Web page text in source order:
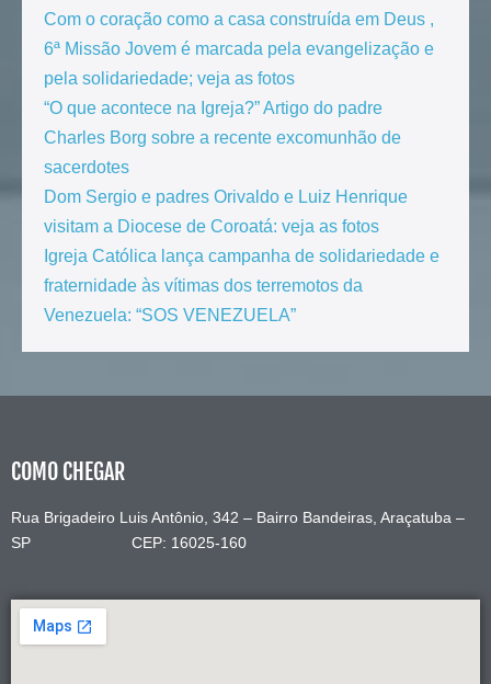
Com o coração como a casa construída em Deus ,
6ª Missão Jovem é marcada pela evangelização e
pela solidariedade; veja as fotos
“O que acontece na Igreja?” Artigo do padre
Charles Borg sobre a recente excomunhão de
sacerdotes
Dom Sergio e padres Orivaldo e Luiz Henrique
visitam a Diocese de Coroatá: veja as fotos
Igreja Católica lança campanha de solidariedade e
fraternidade às vítimas dos terremotos da
Venezuela: “SOS VENEZUELA”
COMO CHEGAR
Rua Brigadeiro Luis Antônio, 342 – Bairro Bandeiras, Araçatuba –
SP CEP: 16025-160